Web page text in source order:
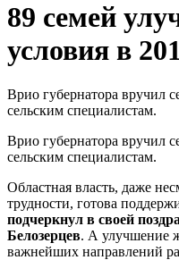
89 семей
условия в
Врио губернатора вручил
сельским специалистам.
Врио губернатора вручил
сельским специалистам.
Областная власть, даже
трудности, готова
подчеркнул в своей
Белозерцев. А улучшение
важнейших направлений